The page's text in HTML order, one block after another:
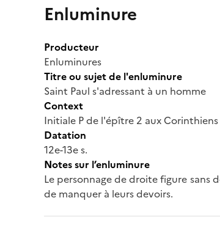
Enluminure
Producteur
Enluminures
Titre ou sujet de l'enluminure
Saint Paul s'adressant à un homme
Context
Initiale P de l'épître 2 aux Corinthiens
Datation
12e-13e s.
Notes sur l’enluminure
Le personnage de droite figure sans
de manquer à leurs devoirs.